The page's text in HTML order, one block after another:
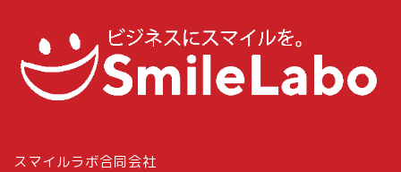
スマイルラボ合同会社